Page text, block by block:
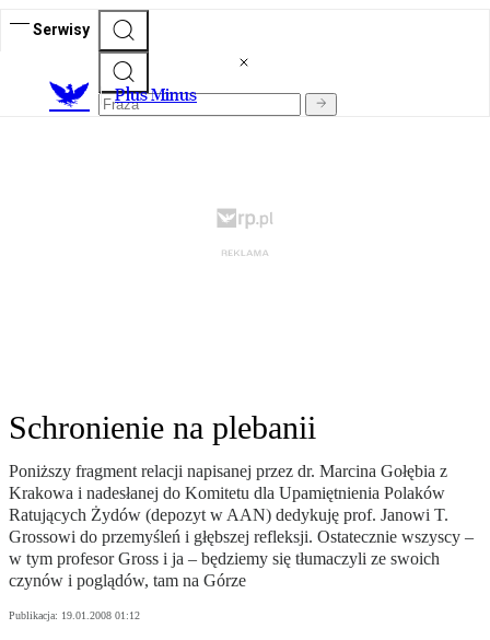
Serwisy
Plus Minus
Schronienie na plebanii
Poniższy fragment relacji napisanej przez dr. Marcina Gołębia z
Krakowa i nadesłanej do Komitetu dla Upamiętnienia Polaków
Ratujących Żydów (depozyt w AAN) dedykuję prof. Janowi T.
Grossowi do przemyśleń i głębszej refleksji. Ostatecznie wszyscy –
w tym profesor Gross i ja – będziemy się tłumaczyli ze swoich
czynów i poglądów, tam na Górze
Publikacja: 19.01.2008 01:12